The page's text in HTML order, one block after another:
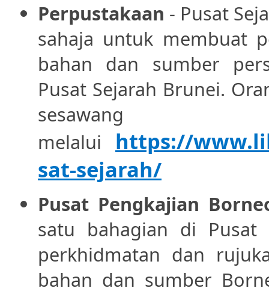
Perpustakaan - Pusat
sahaja untuk membuat
bahan dan sumber
Pusat Sejarah Brunei.
sesawang
melalui https://
sat-sejarah/
Pusat Pengkajian
satu bahagian di Pusat
perkhidmatan dan
bahan dan sumber